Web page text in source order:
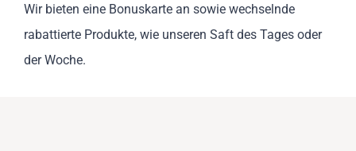
Wir bieten eine Bonuskarte an sowie wechselnde
rabattierte Produkte, wie unseren Saft des Tages oder
der Woche.